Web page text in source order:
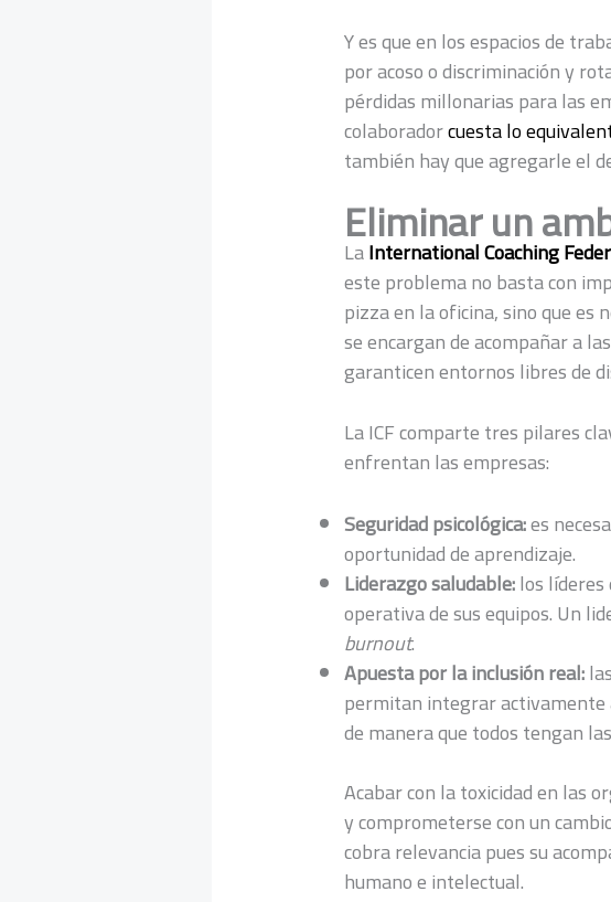
Y es que en los espacios de
por acoso o discriminación y
pérdidas millonarias para las
colaboradorcuesta lo
también hay que agregarle el
Eliminar un
LaInternational Coaching
este problema no basta con
pizza en la oficina, sino que es
se encargan de acompañar a
garanticen entornos libres de
La ICF comparte tres pilares
enfrentan las empresas:
Seguridad psicológica:es
oportunidad de aprendizaje.
Liderazgo saludable:los
operativa de sus equipos. Un
burnout.
Apuesta por la inclusión real:
permitan integrar activamente
de manera que todos tengan
Acabar con la toxicidad en las
y comprometerse con un
cobra relevancia pues su
humano e intelectual.